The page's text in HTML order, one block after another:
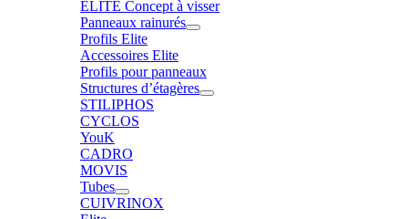
ELITE Concept à visser
Panneaux rainurés
Profils Elite
Accessoires Elite
Profils pour panneaux
Structures d’étagères
STILIPHOS
CYCLOS
YouK
CADRO
MOVIS
Tubes
CUIVRINOX